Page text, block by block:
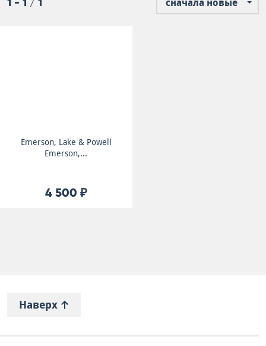
сначала новые
Emerson, Lake & Powell
Emerson,...
4 500 ₽
Наверх